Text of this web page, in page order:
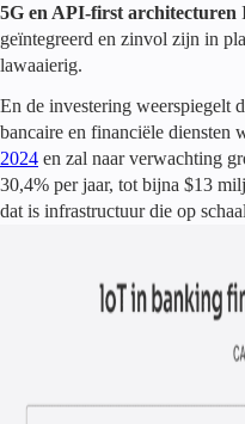
5G en API-first architecturen
geïntegreerd en zinvol zijn in
lawaaierig.
En de investering weerspiegelt
bancaire en financiële diensten
2024 en zal naar verwachting
30,4% per jaar, tot bijna $13
dat is infrastructuur die op